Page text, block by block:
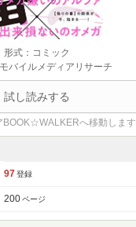
形式：コミック
バイルメディアリサーチ
試し読みする
へ移動します
97 登録
200 ページ